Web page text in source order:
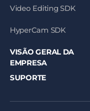
Video Editing SDK
HyperCam SDK
VISÃO GERAL DA
EMPRESA
SUPORTE